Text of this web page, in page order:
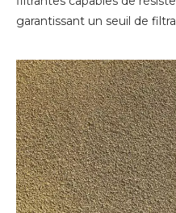
garantissant un seuil de